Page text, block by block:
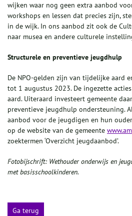
wijken waar nog geen extra aanbod
workshops en lessen dat precies zijn,
in de wijk. In ons aanbod zit ook de
naar musea en andere culturele
Structurele en preventieve jeugdhulp
De NPO-gelden zijn van tijdelijke aard
tot 1 augustus 2023. De ingezette
aard. Uiteraard investeert gemeente
preventieve jeugdhulp ondersteuning.
aanbod voor de jeugdigen en hun
op de website van de gemeente
zoektermen ‘Overzicht jeugdaanbod’.
Fotobijschrift: Wethouder onderwijs en
met basisschoolkinderen.
Ga terug